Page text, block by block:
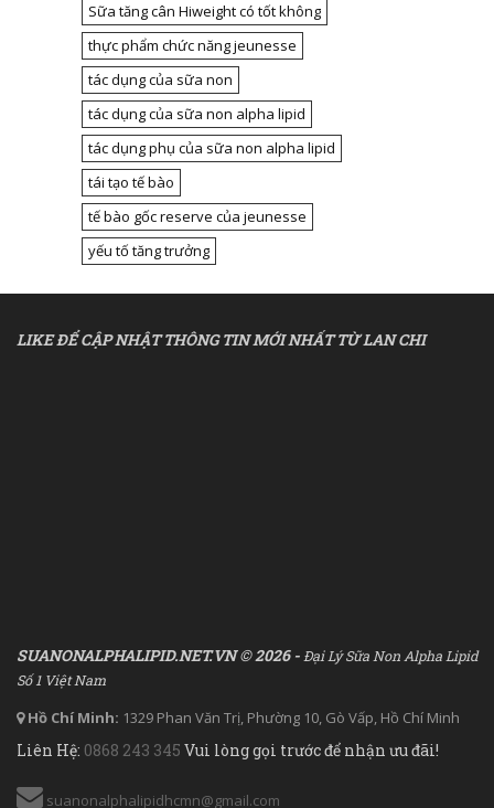
Sữa tăng cân Hiweight có tốt không
thực phẩm chức năng jeunesse
tác dụng của sữa non
tác dụng của sữa non alpha lipid
tác dụng phụ của sữa non alpha lipid
tái tạo tế bào
tế bào gốc reserve của jeunesse
yếu tố tăng trưởng
LIKE ĐỂ CẬP NHẬT THÔNG TIN MỚI NHẤT TỪ LAN CHI
SUANONALPHALIPID.NET.VN © 2026 -Đại Lý Sữa Non Alpha Lipid
Số 1 Việt Nam
Hồ Chí Minh: 1329 Phan Văn Trị, Phường 10, Gò Vấp, Hồ Chí Minh
Liên Hệ: 0868 243 345 Vui lòng gọi trước để nhận ưu đãi!
suanonalphalipidhcmn@gmail.com